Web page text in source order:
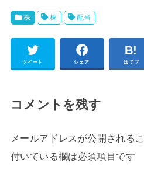
株 株 配当
ツイート シェア はてブ
コメントを残す
メールアドレスが公開される
付いている欄は必須項目です